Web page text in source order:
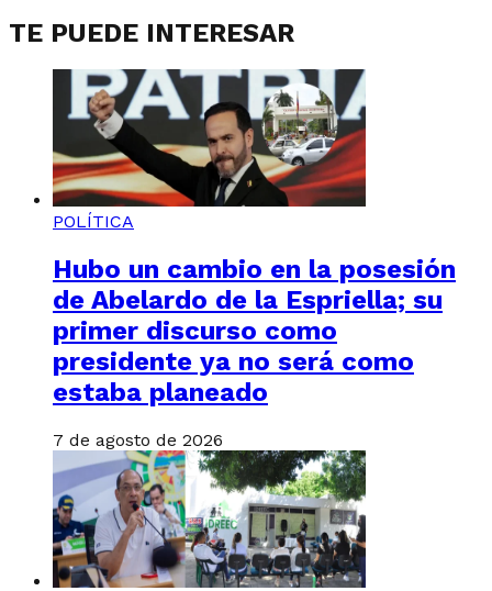
TE PUEDE INTERESAR
POLÍTICA
Hubo un cambio en la posesión
de Abelardo de la Espriella; su
primer discurso como
presidente ya no será como
estaba planeado
7 de agosto de 2026